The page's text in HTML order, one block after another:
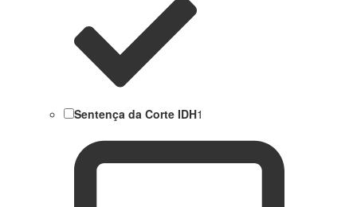
Sentença da Corte IDH1